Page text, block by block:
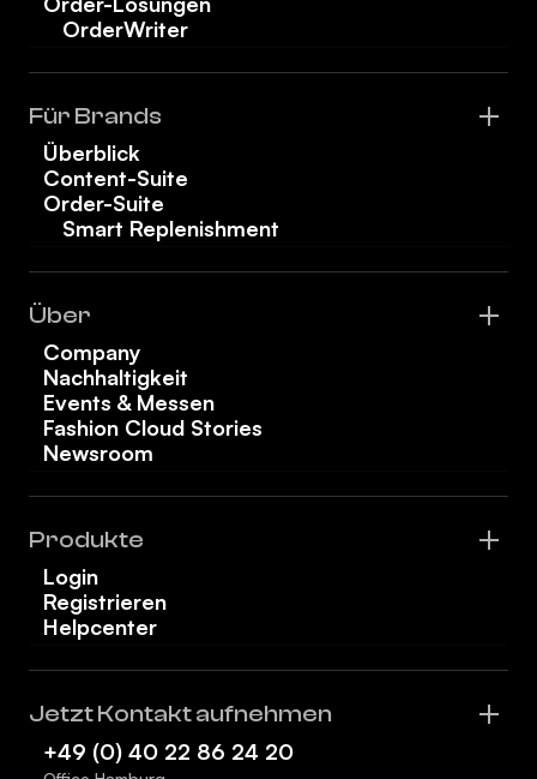
OrderWriter
Für Brands
Überblick
Content-Suite
Order-Suite
Smart Replenishment
Über
Company
Nachhaltigkeit
Events & Messen
Fashion Cloud Stories
Newsroom
Produkte
Login
Registrieren
Helpcenter
Jetzt Kontakt aufnehmen
+49 (0) 40 22 86 24 20